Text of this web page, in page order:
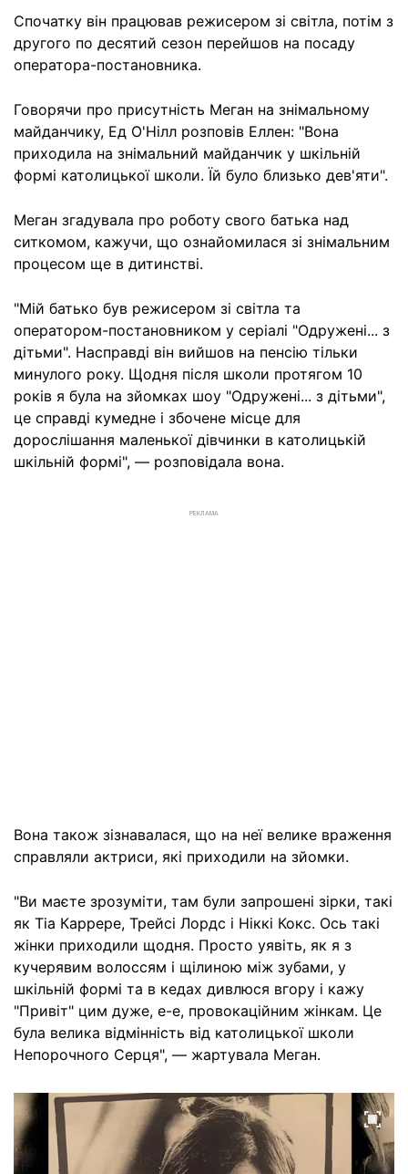
Спочатку він працював режисером зі світла, потім з
другого по десятий сезон перейшов на посаду
оператора-постановника.
Говорячи про присутність Меган на знімальному
майданчику, Ед О'Нілл розповів Еллен: "Вона
приходила на знімальний майданчик у шкільній
формі католицької школи. Їй було близько дев'яти".
Меган згадувала про роботу свого батька над
ситкомом, кажучи, що ознайомилася зі знімальним
процесом ще в дитинстві.
"Мій батько був режисером зі світла та
оператором-постановником у серіалі "Одружені... з
дітьми". Насправді він вийшов на пенсію тільки
минулого року. Щодня після школи протягом 10
років я була на зйомках шоу "Одружені... з дітьми",
це справді кумедне і збочене місце для
дорослішання маленької дівчинки в католицькій
шкільній формі", — розповідала вона.
РЕКЛАМА
Вона також зізнавалася, що на неї велике враження
справляли актриси, які приходили на зйомки.
"Ви маєте зрозуміти, там були запрошені зірки, такі
як Тіа Каррере, Трейсі Лордс і Ніккі Кокс. Ось такі
жінки приходили щодня. Просто уявіть, як я з
кучерявим волоссям і щілиною між зубами, у
шкільній формі та в кедах дивлюся вгору і кажу
"Привіт" цим дуже, е-е, провокаційним жінкам. Це
була велика відмінність від католицької школи
Непорочного Серця", — жартувала Меган.